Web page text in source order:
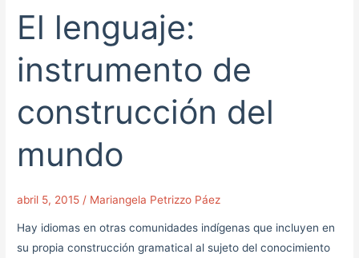
El lenguaje:
instrumento de
construcción del
mundo
abril 5, 2015 / Mariangela Petrizzo Páez
Hay idiomas en otras comunidades indígenas que incluyen en
su propia construcción gramatical al sujeto del conocimiento
El
lenguaje:
instrumento
del